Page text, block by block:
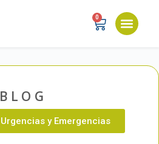
0
BLOG
Urgencias y Emergencias